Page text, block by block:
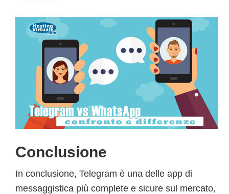
Conclusione
In conclusione, Telegram è una delle app di
messaggistica più complete e sicure sul mercato,